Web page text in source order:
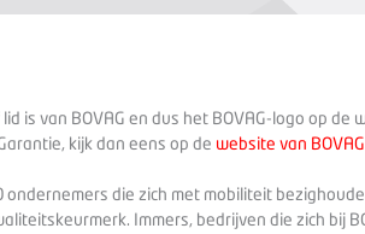
is van BOVAG en dus het BOVAG-logo op de
kijk dan eens op de website van BOVAG
die zich met mobiliteit
Immers, bedrijven die zich bij